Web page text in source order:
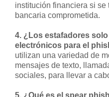
institución financiera si se
bancaria comprometida.
4. ¿Los estafadores
electrónicos para el
utilizan una variedad de
mensajes de texto,
sociales, para llevar a
5. ¿Qué es el spear